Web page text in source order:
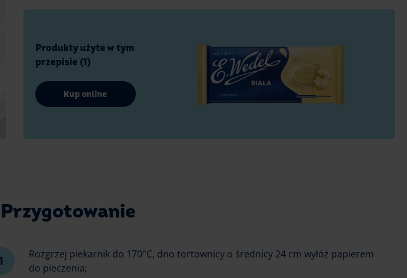
Produkty użyte w tym
przepisie (1)
Kup online
Przygotowanie
Rozgrzej piekarnik do 170°C, dno tortownicy o średnicy 24 cm wyłóż papierem
do pieczenia;